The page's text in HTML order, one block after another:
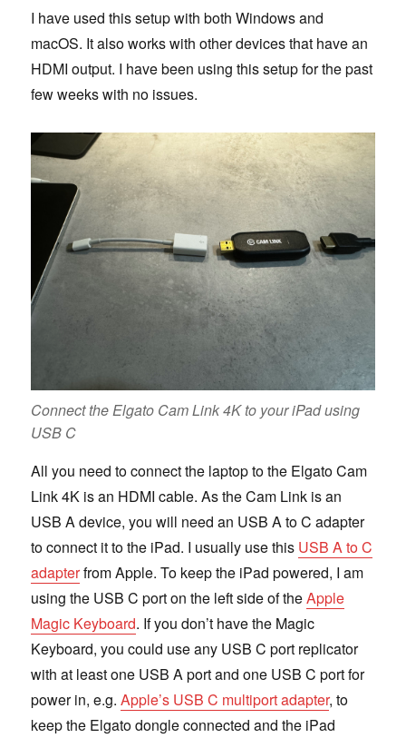
I have used this setup with both Windows and
macOS. It also works with other devices that have an
HDMI output. I have been using this setup for the past
few weeks with no issues.
Connect the Elgato Cam Link 4K to your iPad using
USB C
All you need to connect the laptop to the Elgato Cam
Link 4K is an HDMI cable. As the Cam Link is an
USB A device, you will need an USB A to C adapter
to connect it to the iPad. I usually use this USB A to C
adapterfrom Apple. To keep the iPad powered, I am
using the USB C port on the left side of theApple
Magic Keyboard. If you don’t have the Magic
Keyboard, you could use any USB C port replicator
with at least one USB A port and one USB C port for
power in, e.g.Apple’s USB C multiport adapter, to
keep the Elgato dongle connected and the iPad